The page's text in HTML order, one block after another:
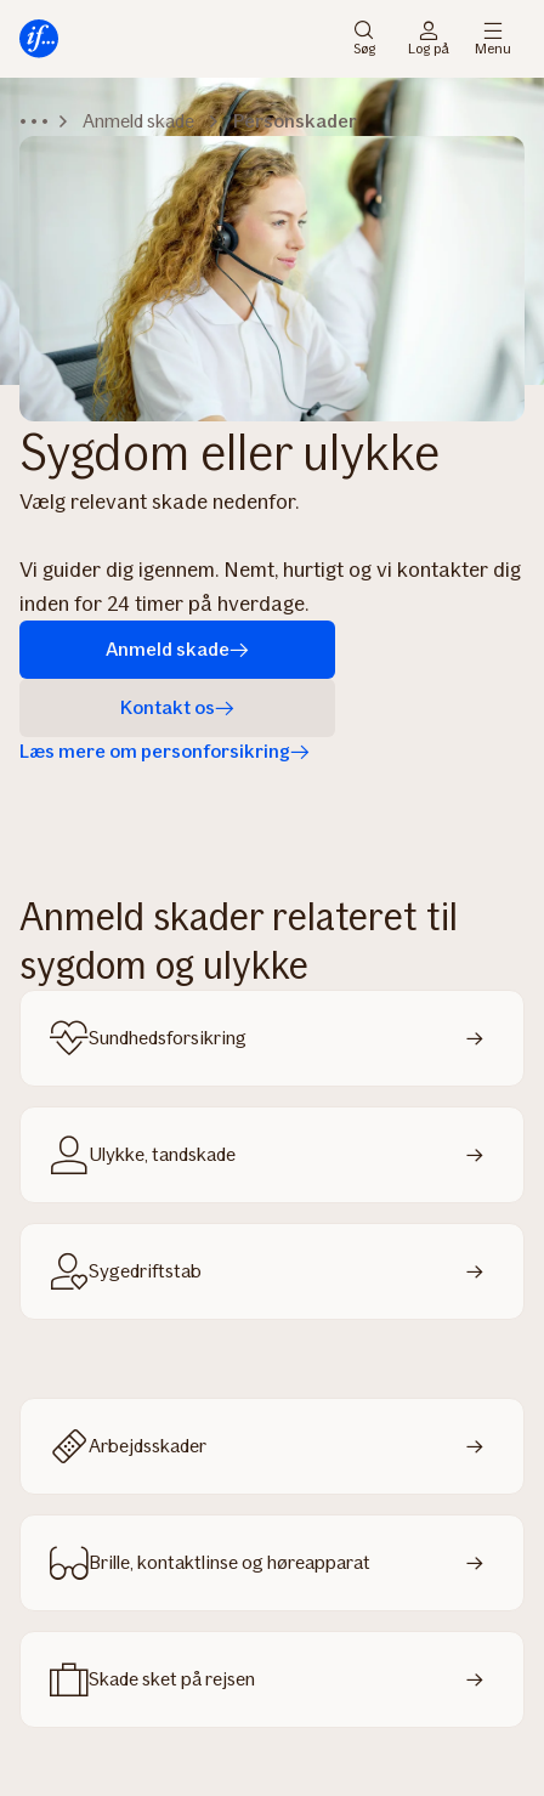
Søg Log på Menu
Anmeld skade Personskader
Sygdom eller ulykke
Vælg relevant skade nedenfor.
Vi guider dig igennem. Nemt, hurtigt og vi kontakter dig
inden for 24 timer på hverdage.
Anmeld skade
Kontakt os
Læs mere om personforsikring
Anmeld skader relateret til
sygdom og ulykke
Sundhedsforsikring
Ulykke, tandskade
Sygedriftstab
Arbejdsskader
Brille, kontaktlinse og høreapparat
Skade sket på rejsen